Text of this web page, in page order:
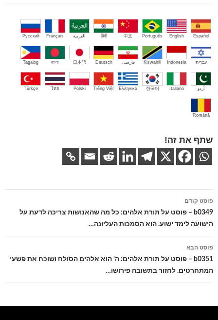
Español
English
Português
中文
हिंदी العربية Français
Русский
עברית Indonesia
Kiswahili فارسی Deutsch
日本語
বাংলা
Tagalog
اُردو Italiano
한국어
Ελληνικά
Tiếng Việt
Polski
ไทย
Türkçe
Română
שתף את זה!
ניווט
בפוסטים
פוסט קודם
b0349 – פוסט על תורת אלהים: כל מה שהאנושות צריכה לדעת על
הישועה לימד ישוע. הוא הסמכות העליונה…
פוסט הבא
b0351 – פוסט על תורת אלהים: ה' הוא אלהים הסולח ושוכח את פשעי
המתחרטים. לחזור בתשובה פירושו…